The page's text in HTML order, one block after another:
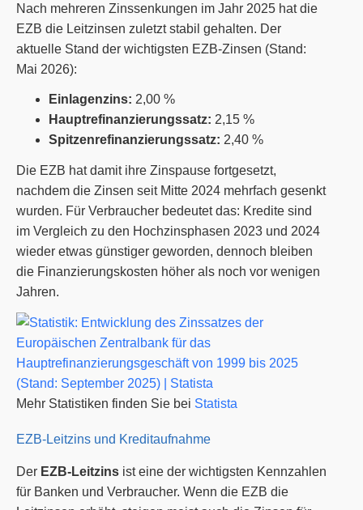
Nach mehreren Zinssenkungen im Jahr 2025 hat die
EZB die Leitzinsen zuletzt stabil gehalten. Der
aktuelle Stand der wichtigsten EZB-Zinsen (Stand:
Mai 2026):
Einlagenzins: 2,00 %
Hauptrefinanzierungssatz: 2,15 %
Spitzenrefinanzierungssatz: 2,40 %
Die EZB hat damit ihre Zinspause fortgesetzt,
nachdem die Zinsen seit Mitte 2024 mehrfach gesenkt
wurden. Für Verbraucher bedeutet das: Kredite sind
im Vergleich zu den Hochzinsphasen 2023 und 2024
wieder etwas günstiger geworden, dennoch bleiben
die Finanzierungskosten höher als noch vor wenigen
Jahren.
Mehr Statistiken finden Sie bei Statista
EZB-Leitzins und Kreditaufnahme
Der EZB-Leitzins ist eine der wichtigsten Kennzahlen
für Banken und Verbraucher. Wenn die EZB die